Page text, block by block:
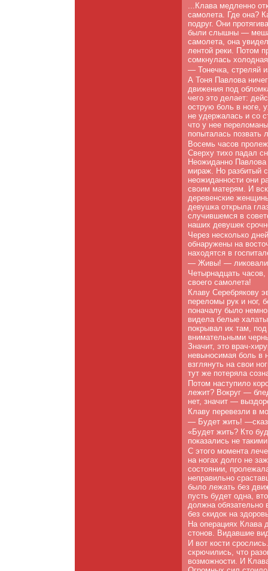
...Клава медленно
самолета. Где она?
подруг. Они
были слышны —
самолета, она
лентой реки. Потом
сомкнулась
— Тонечка, стреляй
А Тоня Павлова
движения под
чего это делает:
острую боль в ноге,
не удержалась и со
что у нее
попыталась позвать
Восемь часов
Сверху тихо падал
Неожиданно Павлова
мираж. Но разбитый
неожиданности они
своим матерям. И
деревенские
девушка открыла
случившемся в
наших девушек
Через несколько
обнаружены на
находятся в
— Живы! — ликовали
Четырнадцать
своего самолета!
Клаву Серебрякову
переломы рук и ног,
поначалу было
видела белые
покрывал их там,
внимательными
Значит, это врач-
невыносимая боль в
взглянуть на свои
тут же потеряла
Потом наступило
лежит? Вокруг —
нет, значит —
Клаву перевезли в
— Будет жить!
«Будет жить? Кто
показались не
С этого момента
на ногах долго не
состоянии,
неправильно
было лежать без
пусть будет одна,
должна обязательно
без скидок на
На операциях Клава
стонов. Видавшие
И вот кости
скрючились, что
возможности. И